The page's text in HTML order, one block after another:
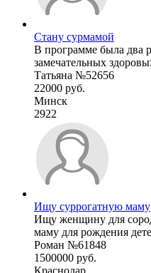
Стану сурмамой
В программе была два
замечательных
Татьяна №52656
22000 руб.
Минск
2922
Ищу суррогатную маму
Ищу женщину для
маму для рождения
Роман №61848
1500000 руб.
Краснодар